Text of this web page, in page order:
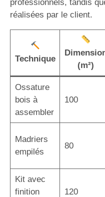
professionnels, tandis
réalisées par le client.
Technique
(m²)
Ossature
bois à
assembler
100
Madriers
empilés
80
Kit avec
finition
120